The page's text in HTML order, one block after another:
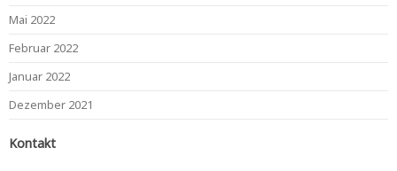
Mai 2022
Februar 2022
Januar 2022
Dezember 2021
Kontakt